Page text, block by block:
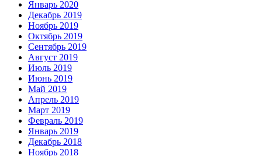
Январь 2020
Декабрь 2019
Ноябрь 2019
Октябрь 2019
Сентябрь 2019
Август 2019
Июль 2019
Июнь 2019
Май 2019
Апрель 2019
Март 2019
Февраль 2019
Январь 2019
Декабрь 2018
Ноябрь 2018